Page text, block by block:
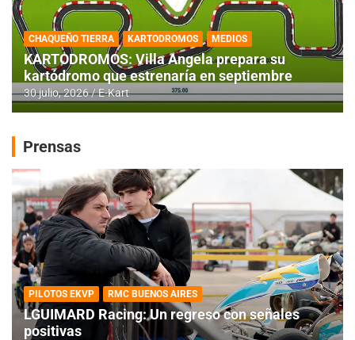
CHAQUEÑO TIERRA KARTODROMOS MEDIOS
KARTODROMOS: Villa Angela prepara su
kartódromo que estrenaría en septiembre
30 julio, 2026 E-Kart
Prensas
PILOTOS EKVP RMC BUENOS AIRES
LGUIMARD Racing: Un regreso con señales
positivas